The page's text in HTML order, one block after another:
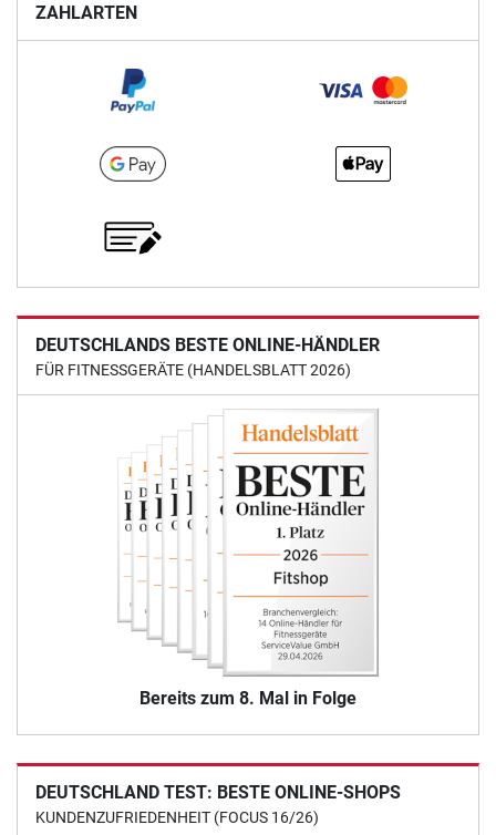
ZAHLARTEN
DEUTSCHLANDS BESTE ONLINE-HÄNDLER
FÜR FITNESSGERÄTE (HANDELSBLATT 2026)
Bereits zum 8. Mal in Folge
DEUTSCHLAND TEST: BESTE ONLINE-SHOPS
KUNDENZUFRIEDENHEIT (FOCUS 16/26)